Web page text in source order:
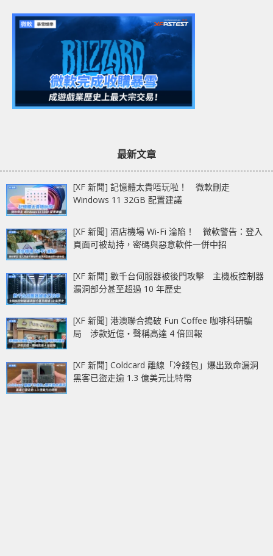
最新文章
[XF 新聞] 記憶體太貴唔玩啦！ 微軟刪走
Windows 11 32GB 配置建議
[XF 新聞] 酒店機場 Wi-Fi 淪陷！ 微軟警告：登入
頁面可被劫持，密碼與惡意軟件一併中招
[XF 新聞] 數千台伺服器被後門攻擊 主機板控制器
漏洞部分甚至超過 10 年歷史
[XF 新聞] 港澳聯合搗破 Fun Coffee 咖啡科研騙
局 涉款近億‧聲稱高達 4 倍回報
[XF 新聞] Coldcard 離線「冷錢包」爆出致命漏洞
黑客已盜走逾 1.3 億美元比特幣